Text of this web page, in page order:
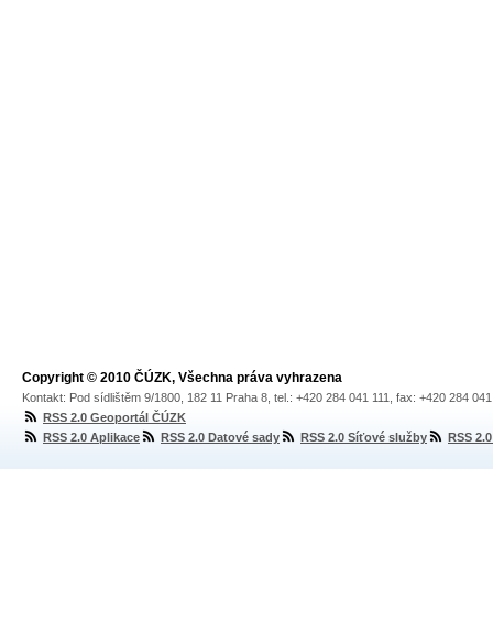
Copyright © 2010 ČÚZK, Všechna práva vyhrazena
Kontakt: Pod sídlištěm 9/1800, 182 11 Praha 8, tel.: +420 284 041 111, fax: +420 284
RSS 2.0 Geoportál ČÚZK
RSS 2.0 Aplikace
RSS 2.0 Datové sady RSS 2.0 Síťové služby RSS